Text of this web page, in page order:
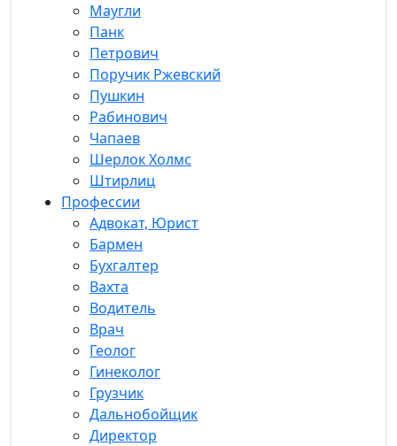
Маугли
Панк
Петрович
Поручик Ржевский
Пушкин
Рабинович
Чапаев
Шерлок Холмс
Штирлиц
Профессии
Адвокат, Юрист
Бармен
Бухгалтер
Вахта
Водитель
Врач
Геолог
Гинеколог
Грузчик
Дальнобойщик
Директор